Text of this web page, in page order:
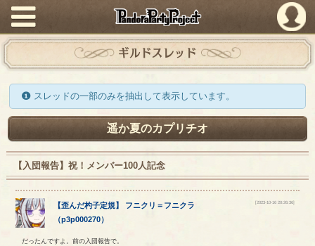
PandoraPartyProject
ギルドスレッド
スレッドの一部のみを抽出して表示しています。
遥か夏のカプリチオ
【入団報告】祝！メンバー100人記念
【歪んだ杓子定規】 フニクリ ＝ フニクラ
（p3p000270）
[2023-10-16 20:26:36]
だったんですよ。前の入団報告で。